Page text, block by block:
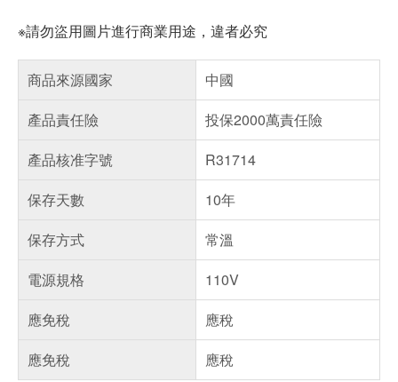
※請勿盜用圖片進行商業用途，違者必究
商品來源國家
中國
產品責任險
投保2000萬責任險
產品核准字號
R31714
保存天數
10年
保存方式
常溫
電源規格
110V
應免稅
應稅
應免稅
應稅